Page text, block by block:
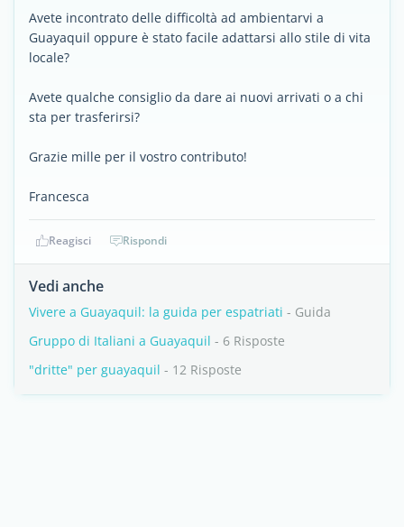
Avete incontrato delle difficoltà ad ambientarvi a
Guayaquil oppure è stato facile adattarsi allo stile di vita
locale?
Avete qualche consiglio da dare ai nuovi arrivati o a chi
sta per trasferirsi?
Grazie mille per il vostro contributo!
Francesca
Reagisci Rispondi
Vedi anche
Vivere a Guayaquil: la guida per espatriati - Guida
Gruppo di Italiani a Guayaquil - 6 Risposte
"dritte" per guayaquil - 12 Risposte